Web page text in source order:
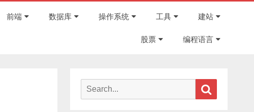
前端 数据库 操作系统 工具 建站
股票 编程语言
Search